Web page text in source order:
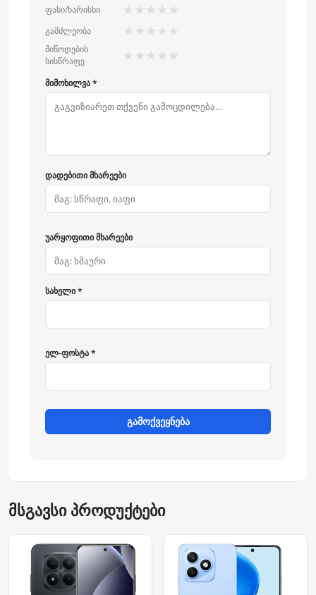
ფასი/ხარისხი
★ ★ ★ ★ ★
გამძლეობა ★ ★ ★ ★ ★
მიწოდების
სისწრაფე
★ ★ ★ ★ ★
მიმოხილვა *
დადებითი მხარეები
უარყოფითი მხარეები
სახელი *
ელ-ფოსტა *
გამოქვეყნება
მსგავსი პროდუქტები